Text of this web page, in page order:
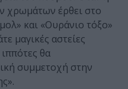
χρωμάτων έρθει στο
και «Ουράνιο τόξο»
μαγικές αστείες
ιππότες θα
συμμετοχή στην